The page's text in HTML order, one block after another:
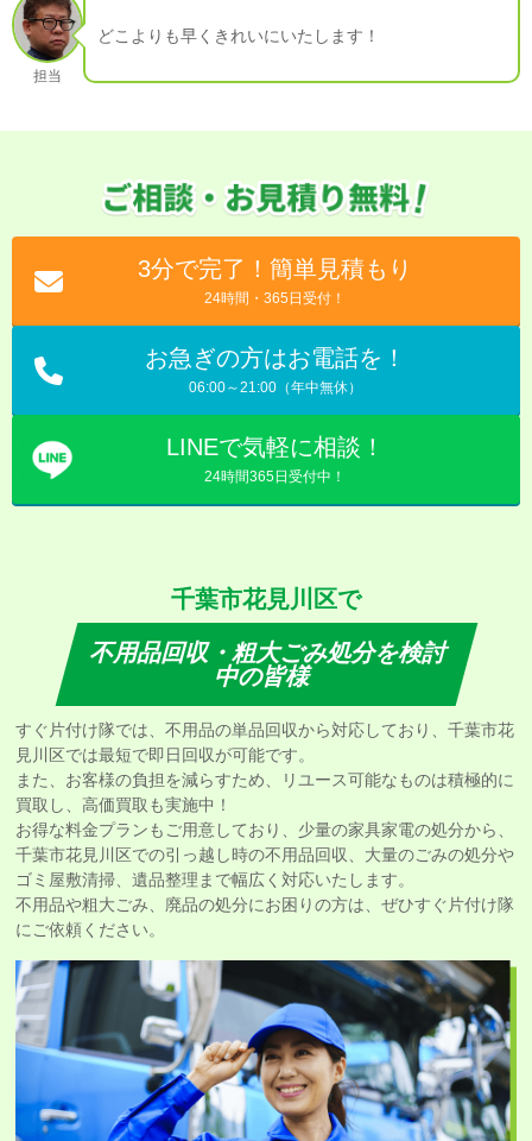
担当
どこよりも早くきれいにいたします！
3分で完了！簡単見積もり
24時間・365日受付！
お急ぎの方はお電話を！
06:00～21:00（年中無休）
LINEで気軽に相談！
24時間365日受付中！
千葉市花見川区で
不用品回収・粗大ごみ処分を検討
中の皆様
すぐ片付け隊では、不用品の単品回収から対応しており、千葉市花
見川区では最短で即日回収が可能です。
また、お客様の負担を減らすため、リユース可能なものは積極的に
買取し、高価買取も実施中！
お得な料金プランもご用意しており、少量の家具家電の処分から、
千葉市花見川区での引っ越し時の不用品回収、大量のごみの処分や
ゴミ屋敷清掃、遺品整理まで幅広く対応いたします。
不用品や粗大ごみ、廃品の処分にお困りの方は、ぜひすぐ片付け隊
にご依頼ください。